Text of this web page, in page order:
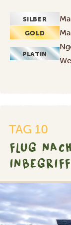
SILBER
GOLD
PLATIN
TAG 10
FLUG